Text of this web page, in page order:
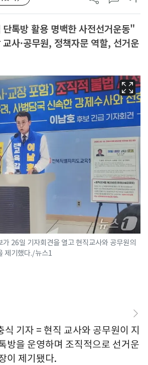
톡방 활용 명백한 사전선거운동"
사·공무원, 정책자문 역할, 선거운
26일 기자회견을 열고 현직교사와 공무원의
제기했다./뉴스1
기자 = 현직 교사와 공무원이 지
방을 운영하며 조직적으로 선거운
이 제기됐다.